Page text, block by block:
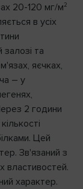
20-120 мг/м2
в усіх
залозі та
яєчках,
– у
2 години
Цей
Зв'язаний з
властивостей.
характер.